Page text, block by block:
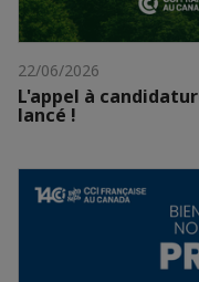
22/06/2026
L'appel à
lancé !